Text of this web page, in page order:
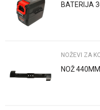
Poruka
BATERIJA
NOŽEVI ZA
NOŽ